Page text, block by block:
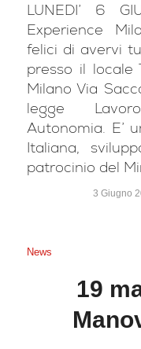
LUNEDI’ 6
Experience
felici di avervi
presso il locale
Milano Via
legge
Autonomia. E’
Italiana,
patrocinio del
3 Giugno
News
19